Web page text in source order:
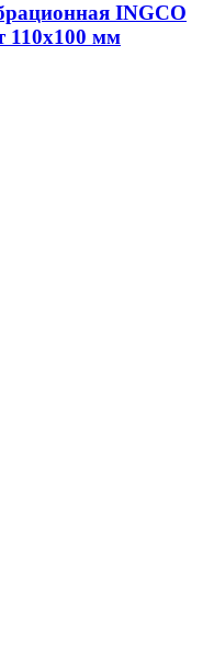
INGCO
110х100 мм